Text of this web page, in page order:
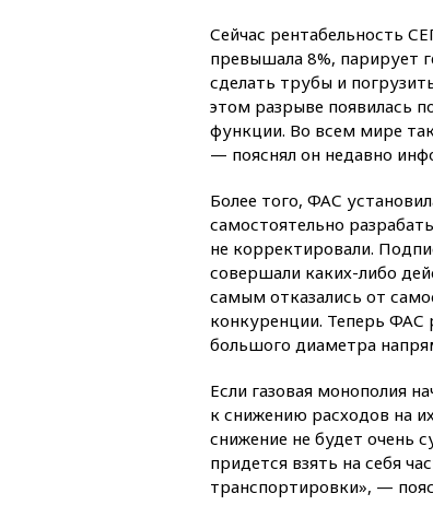
Сейчас рентабельность
превышала 8%, парирует
сделать трубы и
этом разрыве появилась
функции. Во всем мире
— пояснял он недавно
Более того, ФАС
самостоятельно
не корректировали.
совершали каких-либо
самым отказались от
конкуренции. Теперь ФАС
большого диаметра
Если газовая монополия
к снижению расходов на
снижение не будет очень
придется взять на себя
транспортировки», —